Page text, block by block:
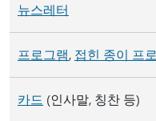
뉴스레터
프로그램, 접힌 종이 프
카드 (인사말, 칭찬 등)